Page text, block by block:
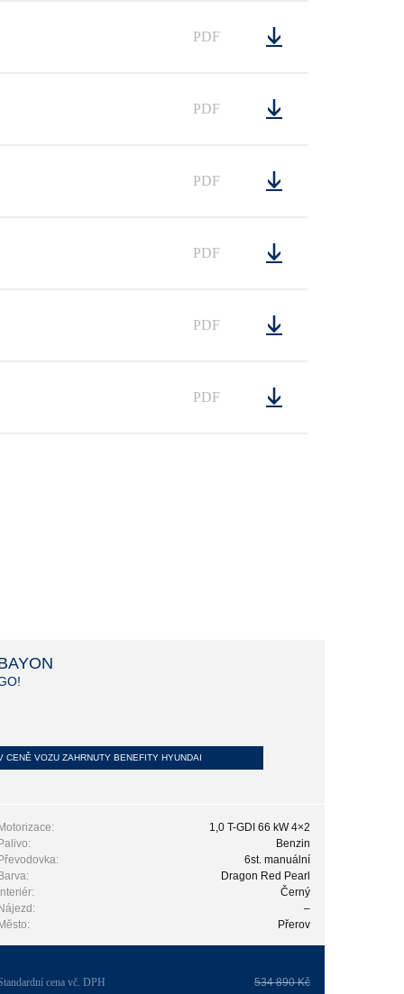
PDF
PDF
PDF
PDF
PDF
PDF
CENĚ VOZU ZAHRNUTY BENEFITY HYUNDAI
Motorizace:
1,0 T-GDI 66 kW 4×2
Palivo:
Benzin
Převodovka:
6st. manuální
Barva:
Dragon Red Pearl
Interiér:
Černý
Nájezd:
–
Město:
Přerov
cena vč. DPH 534 890 Kč